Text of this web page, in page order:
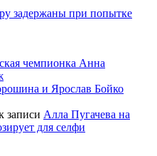
задержаны при попытке
чемпионка Анна
и Ярослав Бойко
записи Алла Пугачева на
для селфи